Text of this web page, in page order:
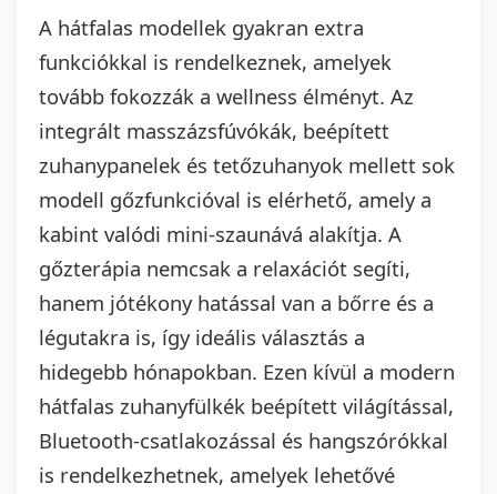
A hátfalas modellek gyakran extra
funkciókkal is rendelkeznek, amelyek
tovább fokozzák a wellness élményt. Az
integrált masszázsfúvókák, beépített
zuhanypanelek és tetőzuhanyok mellett sok
modell gőzfunkcióval is elérhető, amely a
kabint valódi mini-szaunává alakítja. A
gőzterápia nemcsak a relaxációt segíti,
hanem jótékony hatással van a bőrre és a
légutakra is, így ideális választás a
hidegebb hónapokban. Ezen kívül a modern
hátfalas zuhanyfülkék beépített világítással,
Bluetooth-csatlakozással és hangszórókkal
is rendelkezhetnek, amelyek lehetővé